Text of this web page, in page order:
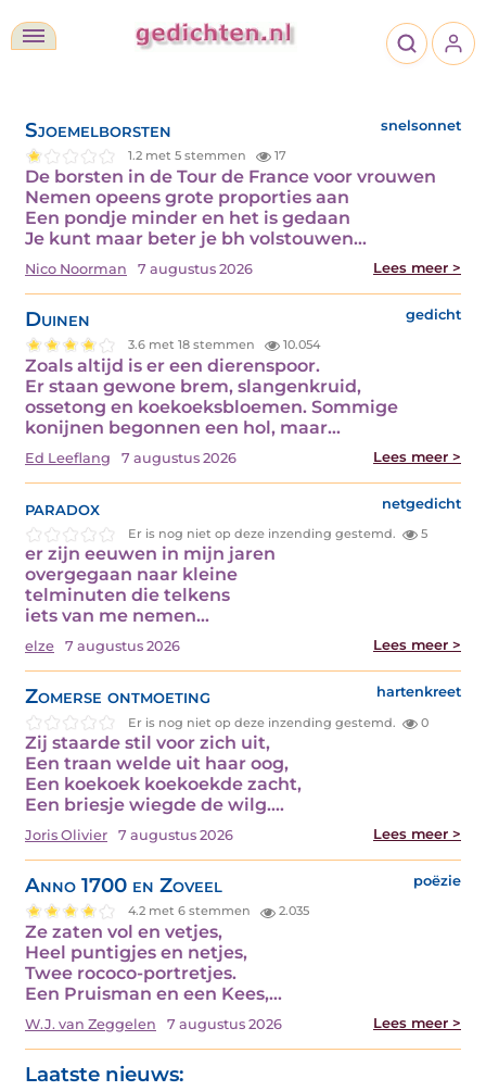
Sjoemelborsten snelsonnet
1.2 met 5 stemmen 17
De borsten in de Tour de France voor vrouwen
Nemen opeens grote proporties aan
Een pondje minder en het is gedaan
Je kunt maar beter je bh volstouwen…
Nico Noorman 7 augustus 2026 Lees meer >
Duinen gedicht
3.6 met 18 stemmen 10.054
Zoals altijd is er een dierenspoor.
Er staan gewone brem, slangenkruid,
ossetong en koekoeksbloemen. Sommige
konijnen begonnen een hol, maar…
Ed Leeflang 7 augustus 2026 Lees meer >
paradox netgedicht
Er is nog niet op deze inzending gestemd. 5
er zijn eeuwen in mijn jaren
overgegaan naar kleine
telminuten die telkens
iets van me nemen…
elze 7 augustus 2026 Lees meer >
Zomerse ontmoeting hartenkreet
Er is nog niet op deze inzending gestemd. 0
Zij staarde stil voor zich uit,
Een traan welde uit haar oog,
Een koekoek koekoekde zacht,
Een briesje wiegde de wilg.…
Joris Olivier 7 augustus 2026 Lees meer >
Anno 1700 en Zoveel poëzie
4.2 met 6 stemmen 2.035
Ze zaten vol en vetjes,
Heel puntigjes en netjes,
Twee rococo-portretjes.
Een Pruisman en een Kees,…
W.J. van Zeggelen 7 augustus 2026 Lees meer >
Laatste nieuws: